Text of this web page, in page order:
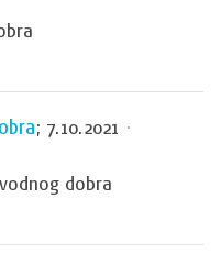
; 7.10.2021 ·
dobra